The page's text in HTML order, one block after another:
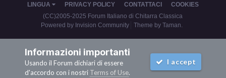
LINGUA PRIVACY POLICY CONTATTACI
COOKIES
(CC)2005-2025 Forum Italiano di Chitarra Classica
Powered by Invision Community
Theme by Taman.
Informazioni importanti
Usando il Forum dichiari di essere
d'accordo con i nostri Terms of Use.
I accept